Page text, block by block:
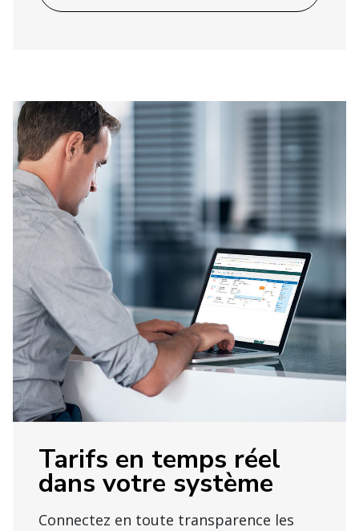
Tarifs en temps réel
dans votre système
Connectez en toute transparence les